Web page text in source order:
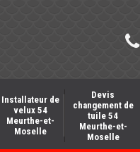
Installateur de
velux 54
Meurthe-et-
Moselle
Devis
changement de
tuile 54
Meurthe-et-
Moselle